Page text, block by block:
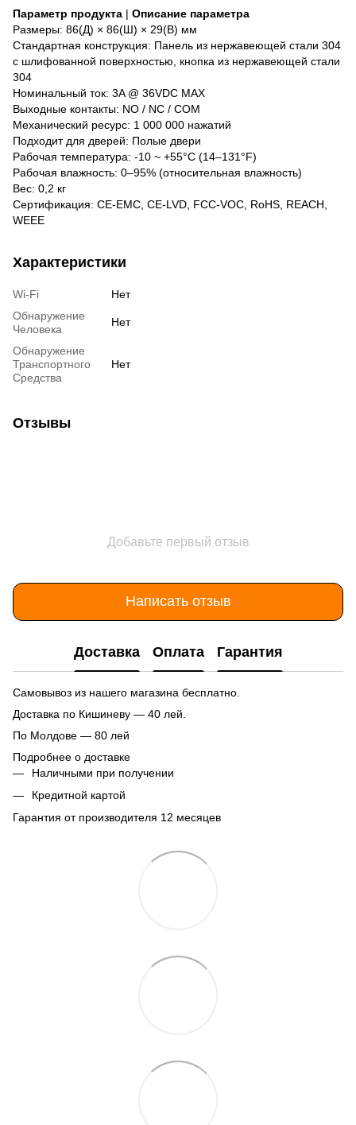
Параметр продукта | Описание параметра
Размеры: 86(Д) × 86(Ш) × 29(В) мм
Стандартная конструкция: Панель из нержавеющей стали 304
с шлифованной поверхностью, кнопка из нержавеющей стали
304
Номинальный ток: 3A @ 36VDC MAX
Выходные контакты: NO / NC / COM
Механический ресурс: 1 000 000 нажатий
Подходит для дверей: Полые двери
Рабочая температура: -10 ~ +55°C (14–131°F)
Рабочая влажность: 0–95% (относительная влажность)
Вес: 0,2 кг
Сертификация: CE-EMC, CE-LVD, FCC-VOC, RoHS, REACH,
WEEE
Характеристики
Wi-Fi
Нет
Обнаружение
Человека
Нет
Обнаружение
Транспортного
Средства
Нет
Отзывы
Добавьте первый отзыв
Написать отзыв
Доставка Оплата Гарантия
Самовывоз из нашего магазина бесплатно.
Доставка по Кишиневу — 40 лей.
По Молдове — 80 лей
Подробнее о доставке
Наличными при получении
Кредитной картой
Гарантия от производителя 12 месяцев